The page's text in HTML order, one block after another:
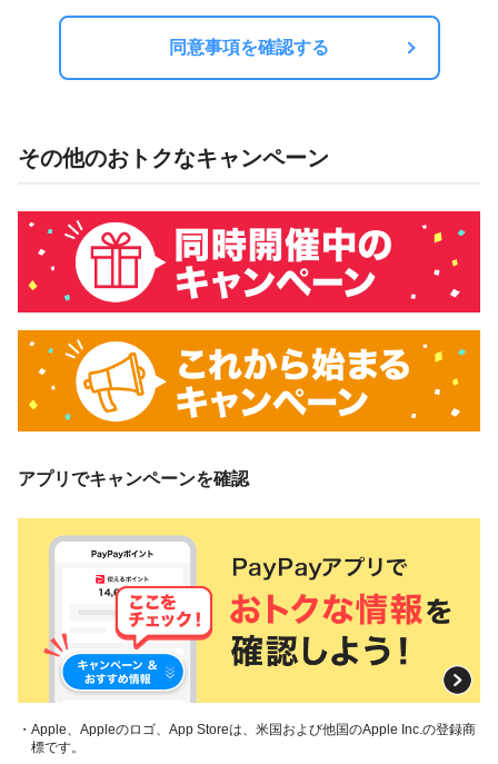
同意事項を確認する
その他のおトクなキャンペーン
アプリでキャンペーンを確認
・Apple、Appleのロゴ、App Storeは、米国および他国のApple Inc.の登録商
標です。